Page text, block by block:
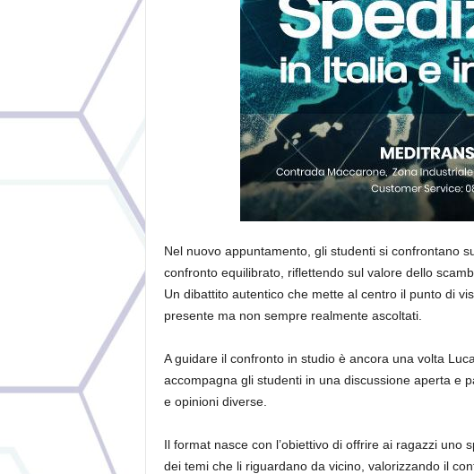
Nel nuovo appuntamento, gli studenti si confrontano
confronto equilibrato, riflettendo sul valore dello
Un dibattito autentico che mette al centro il punto di
presente ma non sempre realmente ascoltati.
A guidare il confronto in studio è ancora una volta
accompagna gli studenti in una discussione aperta e
e opinioni diverse.
Il format nasce con l’obiettivo di offrire ai ragazzi uno
dei temi che li riguardano da vicino, valorizzando il